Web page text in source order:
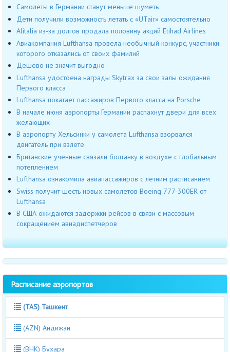
Самолеты в Германии станут меньше шуметь
Дети получили возможность летать с «UTair» самостоятельно
Alitalia из-за долгов продала половину акций Etihad Airlines
Авиакомпания Lufthansa провела необычный конкурс, участники
которого отказались от своих фамилий
Дешево не значит выгодно
Lufthansa удостоена награды Skytrax за свои залы ожидания
Первого класса
Lufthansa покатает пассажиров Первого класса на Porsche
В начале июня аэропорты Германии распахнут двери для всех
желающих
В аэропорту Хельсинки у самолета Lufthansa взорвался
двигатель при взлете
Британские ученные связали болтанку в воздухе с глобальным
потеплением
Lufthansa ознакомила авиапассажиров с летним расписанием
Swiss получит шесть новых самолетов Boeing 777-300ER от
Lufthansa
В США ожидаются задержки рейсов в связи с массовым
сокращением авиадиспетчеров
Расписание аэропортов
(TAS) Ташкент
(AZN) Андижан
(BHK) Бухара